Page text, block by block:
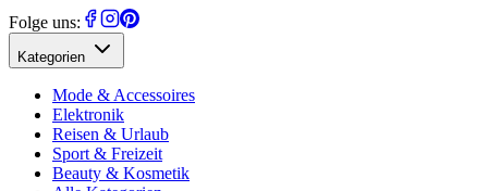
Folge uns:
Kategorien
Mode & Accessoires
Elektronik
Reisen & Urlaub
Sport & Freizeit
Beauty & Kosmetik